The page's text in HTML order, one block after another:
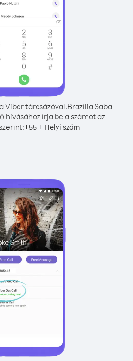
Viber tárcsázóval.Brazília Saba
hívásához írja be a számot az
+55 + Helyi szám